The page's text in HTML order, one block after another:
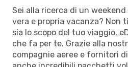
Sei alla ricerca di un
vera e propria vacanza? Non
sia lo scopo del tuo viaggio,
che fa per te. Grazie alla
compagnie aeree e fornitori